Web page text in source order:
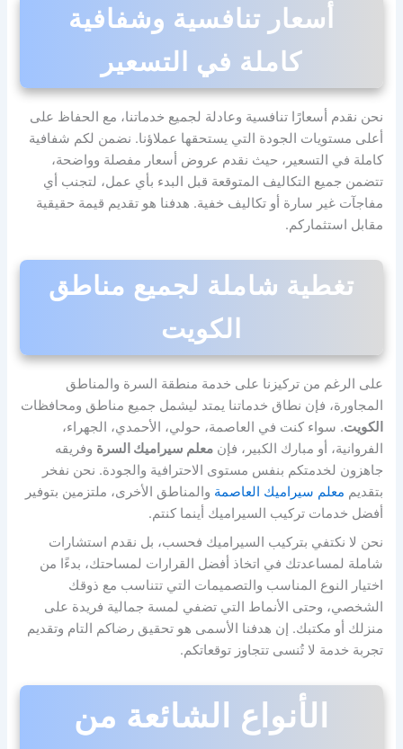
أسعار تنافسية وشفافية
كاملة في التسعير
نحن نقدم أسعارًا تنافسية وعادلة لجميع خدماتنا، مع الحفاظ على
أعلى مستويات الجودة التي يستحقها عملاؤنا. نضمن لكم شفافية
كاملة في التسعير، حيث نقدم عروض أسعار مفصلة وواضحة،
تتضمن جميع التكاليف المتوقعة قبل البدء بأي عمل، لتجنب أي
مفاجآت غير سارة أو تكاليف خفية. هدفنا هو تقديم قيمة حقيقية
مقابل استثماركم.
تغطية شاملة لجميع مناطق
الكويت
على الرغم من تركيزنا على خدمة منطقة السرة والمناطق
المجاورة، فإن نطاق خدماتنا يمتد ليشمل جميع مناطق ومحافظات
الكويت. سواء كنت في العاصمة، حولي، الأحمدي، الجهراء،
الفروانية، أو مبارك الكبير، فإنمعلم سيراميك السرة وفريقه
جاهزون لخدمتكم بنفس مستوى الاحترافية والجودة. نحن نفخر
بتقديم معلم سيراميك العاصمة والمناطق الأخرى، ملتزمين بتوفير
أفضل خدمات تركيب السيراميك أينما كنتم.
نحن لا نكتفي بتركيب السيراميك فحسب، بل نقدم استشارات
شاملة لمساعدتك في اتخاذ أفضل القرارات لمساحتك، بدءًا من
اختيار النوع المناسب والتصميمات التي تتناسب مع ذوقك
الشخصي، وحتى الأنماط التي تضفي لمسة جمالية فريدة على
منزلك أو مكتبك. إن هدفنا الأسمى هو تحقيق رضاكم التام وتقديم
تجربة خدمة لا تُنسى تتجاوز توقعاتكم.
الأنواع الشائعة من